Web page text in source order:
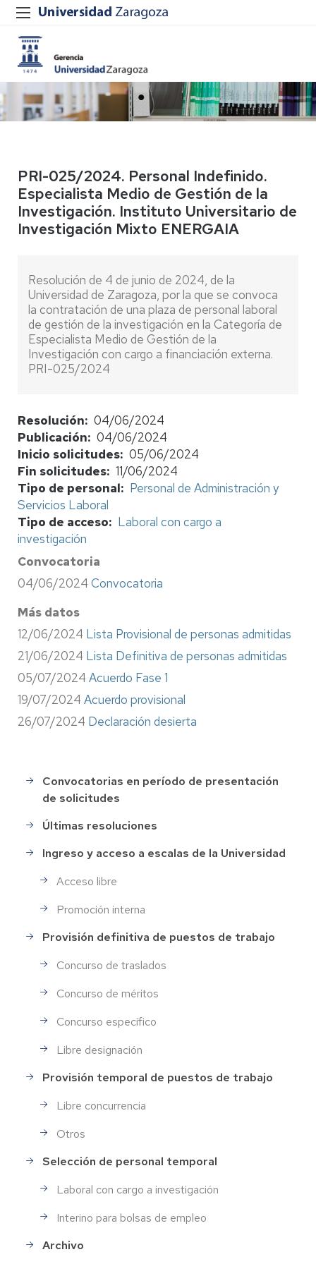
PRI-025/2024. Personal Indefinido.
Especialista Medio de Gestión de la
Investigación. Instituto Universitario de
Investigación Mixto ENERGAIA
Resolución de 4 de junio de 2024, de la
Universidad de Zaragoza, por la que se convoca
la contratación de una plaza de personal laboral
de gestión de la investigación en la Categoría de
Especialista Medio de Gestión de la
Investigación con cargo a financiación externa.
PRI-025/2024
Resolución
04/06/2024
Publicación
04/06/2024
Inicio solicitudes 05/06/2024
Fin solicitudes 11/06/2024
Tipo de personal
Personal de Administración y
Servicios Laboral
Tipo de acceso
Laboral con cargo a
investigación
Convocatoria
04/06/2024 Convocatoria
Más datos
12/06/2024 Lista Provisional de personas admitidas
21/06/2024 Lista Definitiva de personas admitidas
05/07/2024 Acuerdo Fase 1
19/07/2024 Acuerdo provisional
26/07/2024 Declaración desierta
Selección
de
Personal
Convocatorias en período de presentación
de solicitudes
Últimas resoluciones
Ingreso y acceso a escalas de la Universidad
Acceso libre
Promoción interna
Provisión definitiva de puestos de trabajo
Concurso de traslados
Concurso de méritos
Concurso específico
Libre designación
Provisión temporal de puestos de trabajo
Libre concurrencia
Otros
Selección de personal temporal
Laboral con cargo a investigación
Interino para bolsas de empleo
Archivo